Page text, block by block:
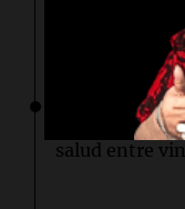
King's Cross:
neurálgico
Ciencia
Estudio
salud entre